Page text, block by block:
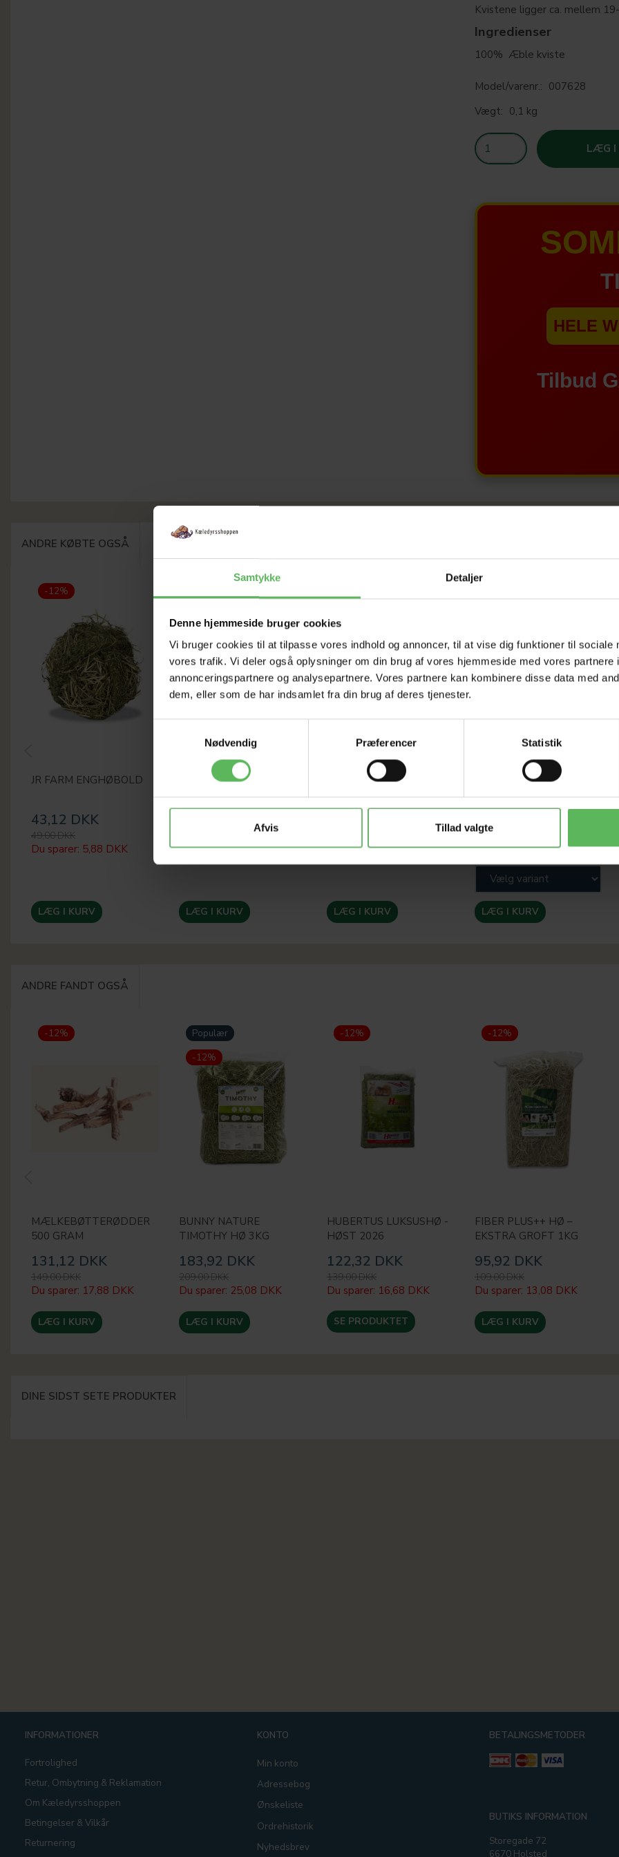
Samtykke Detaljer
Denne hjemmeside bruger cookies
Vi bruger cookies til at tilpasse vores indhold og annoncer, til at vise dig funktioner til sociale
vores trafik. Vi deler også oplysninger om din brug af vores hjemmeside med vores partnere
annonceringspartnere og analysepartnere. Vores partnere kan kombinere disse data med
dem, eller som de har indsamlet fra din brug af deres tjenester.
Nødvendig
Præferencer Statistik
Afvis Tillad valgte
Kvistene ligger ca. mellem
Ingredienser
100% Æble kviste
Model/varenr.: 007628
Vægt: 0,1 kg
LÆG I
HELE
Tilbud
ANDRE KØBTE OGSÅ
-12%
JR FARM ENGHØBOLD
43,12 DKK
49,00 DKK
Du sparer: 5,88 DKK
LÆG I KURV
VITAKRAFT
ÆRTEFLAGER
Du sparer:3,60 DKK
LÆG I KURV
SOFT MARSVIN SELE 18-
25CM
Du sparer:11,88 DKK
LÆG I KURV
ÜBER PAPIRSTRØELSE
NATUR
95,92 DKK
109,00 DKK
Du sparer:13,08 DKK
LÆG I KURV
ANDRE FANDT OGSÅ
-12%
MÆLKEBØTTERØDDER
500 GRAM
131,12 DKK
149,00 DKK
Du sparer: 17,88 DKK
LÆG I KURV
Populær
-12%
BUNNY NATURE
TIMOTHY HØ 3KG
183,92 DKK
209,00 DKK
Du sparer: 25,08 DKK
LÆG I KURV
-12%
HUBERTUS LUKSUSHØ -
HØST 2026
122,32 DKK
139,00 DKK
Du sparer: 16,68 DKK
SE PRODUKTET
-12%
FIBER PLUS++ HØ –
EKSTRA GROFT 1KG
95,92 DKK
109,00 DKK
Du sparer: 13,08 DKK
LÆG I KURV
DINE SIDST SETE PRODUKTER
INFORMATIONER
Fortrolighed
Retur, Ombytning & Reklamation
Om Kæledyrsshoppen
Betingelser & Vilkår
Returnering
KONTO
Min konto
Adressebog
Ønskeliste
Ordrehistorik
Nyhedsbrev
BETALINGSMETODER
BUTIKS INFORMATION
Storegade 72
6670 Holsted